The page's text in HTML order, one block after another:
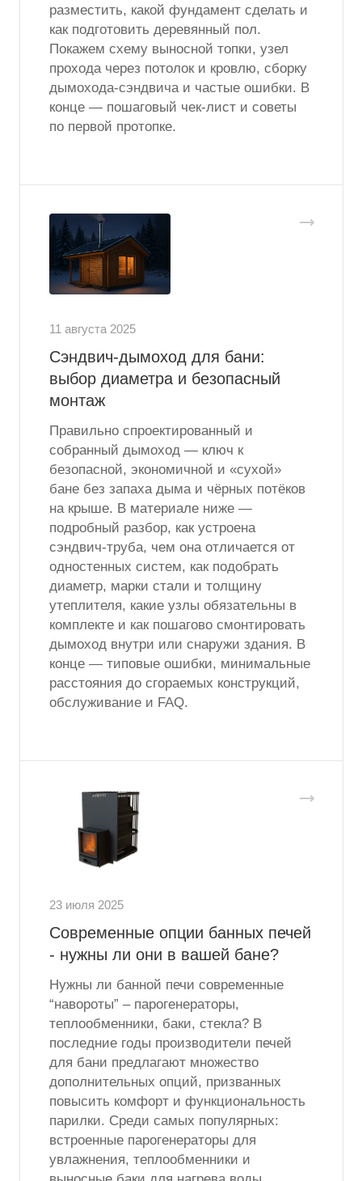
разместить, какой фундамент сделать и
как подготовить деревянный пол.
Покажем схему выносной топки, узел
прохода через потолок и кровлю, сборку
дымохода-сэндвича и частые ошибки. В
конце — пошаговый чек-лист и советы
по первой протопке.
11 августа 2025
Сэндвич-дымоход для бани:
выбор диаметра и безопасный
монтаж
Правильно спроектированный и
собранный дымоход — ключ к
безопасной, экономичной и «сухой»
бане без запаха дыма и чёрных потёков
на крыше. В материале ниже —
подробный разбор, как устроена
сэндвич-труба, чем она отличается от
одностенных систем, как подобрать
диаметр, марки стали и толщину
утеплителя, какие узлы обязательны в
комплекте и как пошагово смонтировать
дымоход внутри или снаружи здания. В
конце — типовые ошибки, минимальные
расстояния до сгораемых конструкций,
обслуживание и FAQ.
23 июля 2025
Современные опции банных печей
- нужны ли они в вашей бане?
Нужны ли банной печи современные
“навороты” – парогенераторы,
теплообменники, баки, стекла? В
последние годы производители печей
для бани предлагают множество
дополнительных опций, призванных
повысить комфорт и функциональность
парилки. Среди самых популярных:
встроенные парогенераторы для
увлажнения, теплообменники и